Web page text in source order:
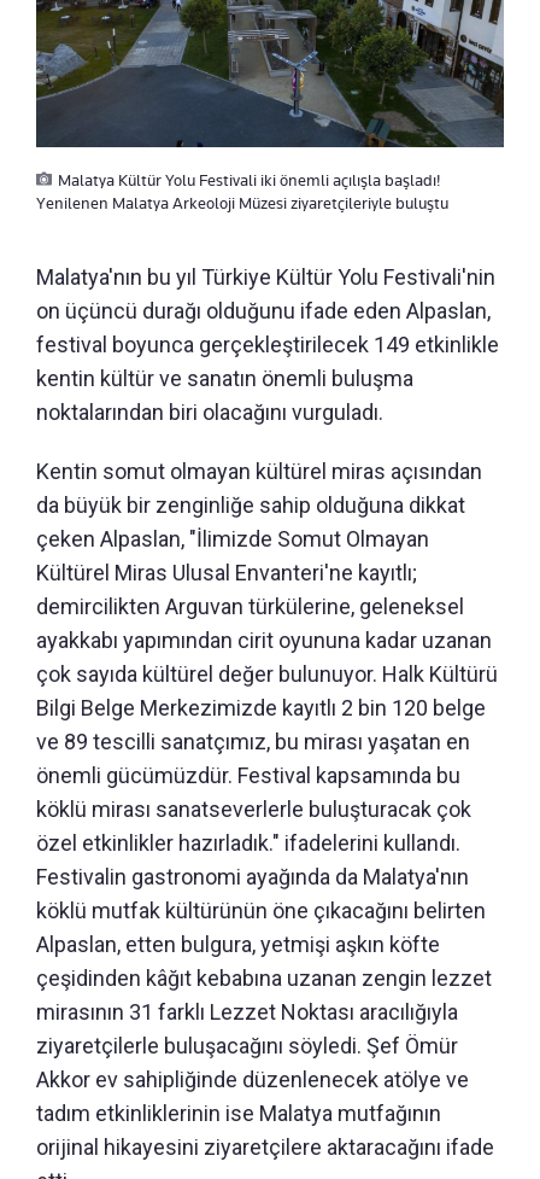
Malatya Kültür Yolu Festivali iki önemli açılışla başladı!
Yenilenen Malatya Arkeoloji Müzesi ziyaretçileriyle buluştu
Malatya'nın bu yıl Türkiye Kültür Yolu Festivali'nin
on üçüncü durağı olduğunu ifade eden Alpaslan,
festival boyunca gerçekleştirilecek 149 etkinlikle
kentin kültür ve sanatın önemli buluşma
noktalarından biri olacağını vurguladı.
Kentin somut olmayan kültürel miras açısından
da büyük bir zenginliğe sahip olduğuna dikkat
çeken Alpaslan, "İlimizde Somut Olmayan
Kültürel Miras Ulusal Envanteri'ne kayıtlı;
demircilikten Arguvan türkülerine, geleneksel
ayakkabı yapımından cirit oyununa kadar uzanan
çok sayıda kültürel değer bulunuyor. Halk Kültürü
Bilgi Belge Merkezimizde kayıtlı 2 bin 120 belge
ve 89 tescilli sanatçımız, bu mirası yaşatan en
önemli gücümüzdür. Festival kapsamında bu
köklü mirası sanatseverlerle buluşturacak çok
özel etkinlikler hazırladık." ifadelerini kullandı.
Festivalin gastronomi ayağında da Malatya'nın
köklü mutfak kültürünün öne çıkacağını belirten
Alpaslan, etten bulgura, yetmişi aşkın köfte
çeşidinden kâğıt kebabına uzanan zengin lezzet
mirasının 31 farklı Lezzet Noktası aracılığıyla
ziyaretçilerle buluşacağını söyledi. Şef Ömür
Akkor ev sahipliğinde düzenlenecek atölye ve
tadım etkinliklerinin ise Malatya mutfağının
orijinal hikayesini ziyaretçilere aktaracağını ifade